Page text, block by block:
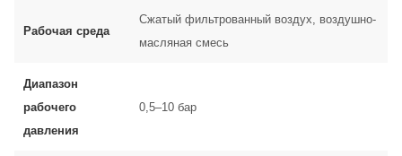
Рабочая среда
Сжатый фильтрованный воздух, воздушно-
масляная смесь
Диапазон
рабочего
давления
0,5–10 бар